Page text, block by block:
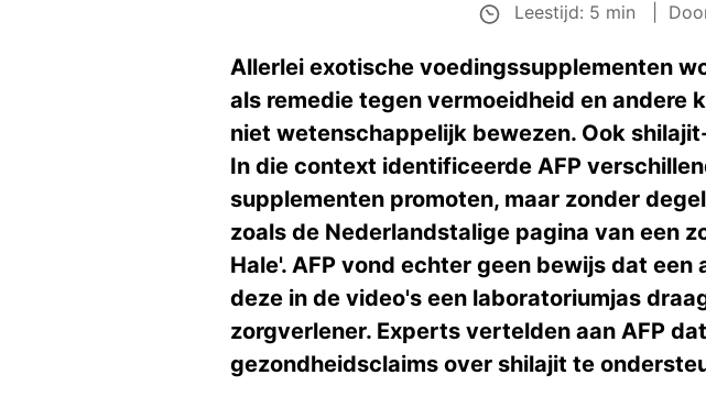
Leestijd: 5 min
Allerlei exotische voedingssupplementen
als remedie tegen vermoeidheid en andere
niet wetenschappelijk bewezen. Ook
In die context identificeerde AFP
supplementen promoten, maar zonder
zoals de Nederlandstalige pagina van een
Hale'. AFP vond echter geen bewijs dat
deze in de video's een laboratoriumjas
zorgverlener. Experts vertelden aan AFP
gezondheidsclaims over shilajit te